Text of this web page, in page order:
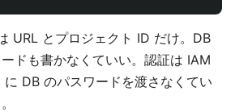
URL とプロジェクト ID だけ。DB
ドも書かなくていい。認証は IAM
DB のパスワードを渡さなくてい